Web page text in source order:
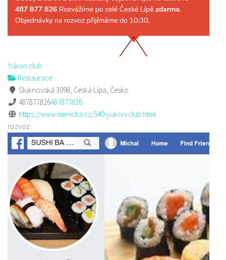
Yukon club
Restaurace
Šluknovská 3098, Česká Lípa, Česko
487877826487877826
https://www.menicka.cz/540-yukon-club.html
rozvoz